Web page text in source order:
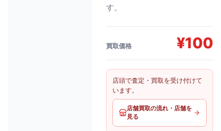
す。
買取価格 ¥100
店頭で査定・買取を受け付けて
います。
店舗買取の流れ・店舗を
見る